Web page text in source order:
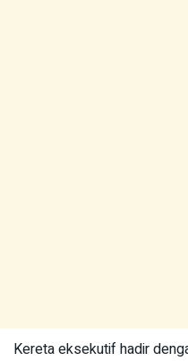
Kereta eksekutif hadir